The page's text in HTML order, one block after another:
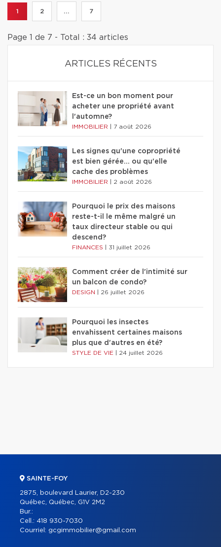
1 2 ... 7
Page 1 de 7 - Total : 34 articles
ARTICLES RÉCENTS
Est-ce un bon moment pour
acheter une propriété avant
l'automne?
IMMOBILIER 7 août 2026
Les signes qu'une copropriété
est bien gérée… ou qu'elle
cache des problèmes
IMMOBILIER 2 août 2026
Pourquoi le prix des maisons
reste-t-il le même malgré un
taux directeur stable ou qui
descend?
FINANCES 31 juillet 2026
Comment créer de l'intimité sur
un balcon de condo?
DESIGN 26 juillet 2026
Pourquoi les insectes
envahissent certaines maisons
plus que d'autres en été?
STYLE DE VIE 24 juillet 2026
SAINTE-FOY
2875, boulevard Laurier, D2-230
Québec, Québec, G1V 2M2
Bur.:
Cell.: 418 930-7030
Courriel: gcgimmobilier@gmail.com